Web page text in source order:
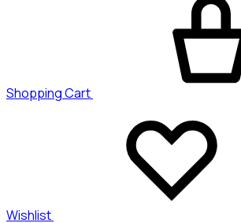
Shopping Cart
Wishlist